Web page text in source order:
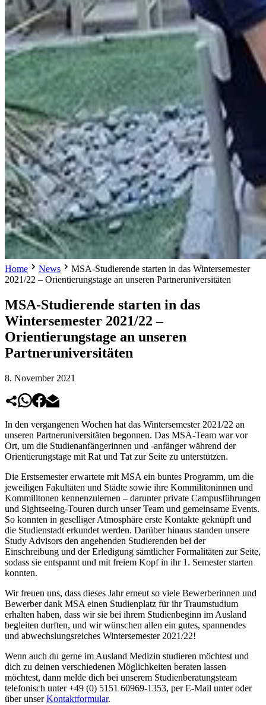
Home News
MSA-Studierende starten in das Wintersemester
2021/22 – Orientierungstage an unseren Partneruniversitäten
MSA-Studierende starten in das
Wintersemester 2021/22 –
Orientierungstage an unseren
Partneruniversitäten
8. November 2021
In den vergangenen Wochen hat das Wintersemester 2021/22 an
unseren Partneruniversitäten begonnen. Das MSA-Team war vor
Ort, um die Studienanfängerinnen und -anfänger während der
Orientierungstage mit Rat und Tat zur Seite zu unterstützen.
Die Erstsemester erwartete mit MSA ein buntes Programm, um die
jeweiligen Fakultäten und Städte sowie ihre Kommilitoninnen und
Kommilitonen kennenzulernen – darunter private Campusführungen
und Sightseeing-Touren durch unser Team und gemeinsame Events.
So konnten in geselliger Atmosphäre erste Kontakte geknüpft und
die Studienstadt erkundet werden. Darüber hinaus standen unsere
Study Advisors den angehenden Studierenden bei der
Einschreibung und der Erledigung sämtlicher Formalitäten zur Seite,
sodass sie entspannt und mit freiem Kopf in ihr 1. Semester starten
konnten.
Wir freuen uns, dass dieses Jahr erneut so viele Bewerberinnen und
Bewerber dank MSA einen Studienplatz für ihr Traumstudium
erhalten haben, dass wir sie bei ihrem Studienbeginn im Ausland
begleiten durften, und wir wünschen allen ein gutes, spannendes
und abwechslungsreiches Wintersemester 2021/22!
Wenn auch du gerne im Ausland Medizin studieren möchtest und
dich zu deinen verschiedenen Möglichkeiten beraten lassen
möchtest, dann melde dich bei unserem Studienberatungsteam
telefonisch unter +49 (0) 5151 60969-1353, per E-Mail unter oder
über unserKontaktformular.